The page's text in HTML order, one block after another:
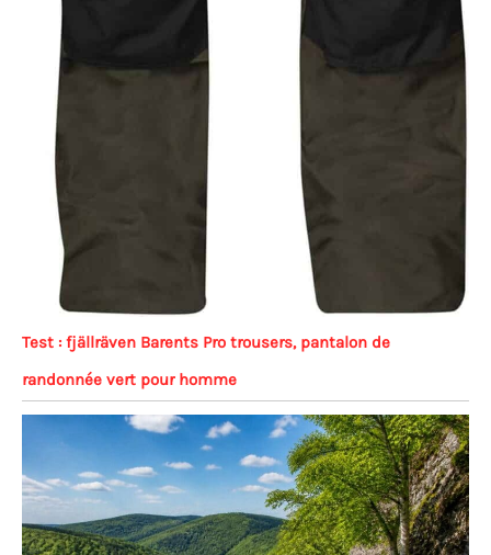
Test : fjällräven Barents Pro trousers, pantalon de
randonnée vert pour homme